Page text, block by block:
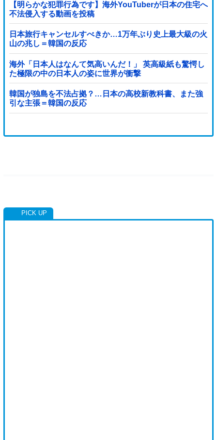
【明らかな犯罪行為です】海外YouTuberが日本の住宅へ
不法侵入する動画を投稿
日本旅行キャンセルすべきか…1万年ぶり史上最大級の火
山の兆し＝韓国の反応
海外「日本人はなんて気高いんだ！」 英高級紙も驚愕し
た極限の中の日本人の姿に世界が衝撃
韓国が独島を不法占拠？…日本の高校新教科書、また強
引な主張＝韓国の反応